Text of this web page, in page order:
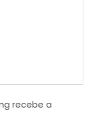
recebe a